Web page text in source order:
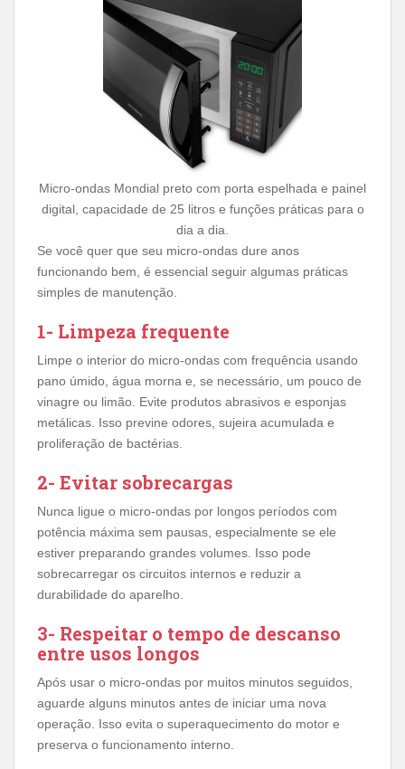
Micro-ondas Mondial preto com porta espelhada e painel
digital, capacidade de 25 litros e funções práticas para o
dia a dia.
Se você quer que seu micro-ondas dure anos
funcionando bem, é essencial seguir algumas práticas
simples de manutenção.
1- Limpeza frequente
Limpe o interior do micro-ondas com frequência usando
pano úmido, água morna e, se necessário, um pouco de
vinagre ou limão. Evite produtos abrasivos e esponjas
metálicas. Isso previne odores, sujeira acumulada e
proliferação de bactérias.
2- Evitar sobrecargas
Nunca ligue o micro-ondas por longos períodos com
potência máxima sem pausas, especialmente se ele
estiver preparando grandes volumes. Isso pode
sobrecarregar os circuitos internos e reduzir a
durabilidade do aparelho.
3- Respeitar o tempo de descanso
entre usos longos
Após usar o micro-ondas por muitos minutos seguidos,
aguarde alguns minutos antes de iniciar uma nova
operação. Isso evita o superaquecimento do motor e
preserva o funcionamento interno.